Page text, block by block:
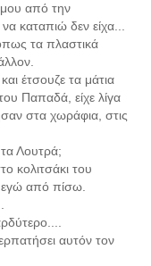
από την
καταπιώ δεν είχα...
τα πλαστικά
έτσουζε τα μάτια
Παπαδά, είχε λίγα
στα χωράφια, στις
Λουτρά;
κολιτσάκι του
εγώ από πίσω.
αυτόν τον